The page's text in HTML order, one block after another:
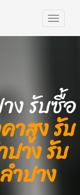
ง รับซื้อ
าสูง รับ
าง รับ
ำปาง